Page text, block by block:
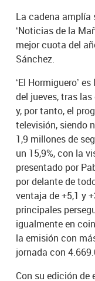
La cadena
‘Noticias de la
mejor cuota del
Sánchez.
‘El Hormiguero’
del jueves, tras
y, por tanto, el
televisión, siendo
1,9 millones de
un 15,9%, con la
presentado por
por delante de
ventaja de +5,1 y
principales
igualmente en
la emisión con
jornada con
Con su edición de